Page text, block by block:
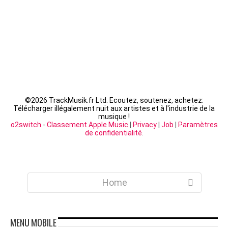
©2026 TrackMusik.fr Ltd. Ecoutez, soutenez, achetez:
Télécharger illégalement nuit aux artistes et à l'industrie de la
musique !
o2switch - Classement Apple Music Privacy| Job
Paramètres
de confidentialité
Home
MENUMOBILE